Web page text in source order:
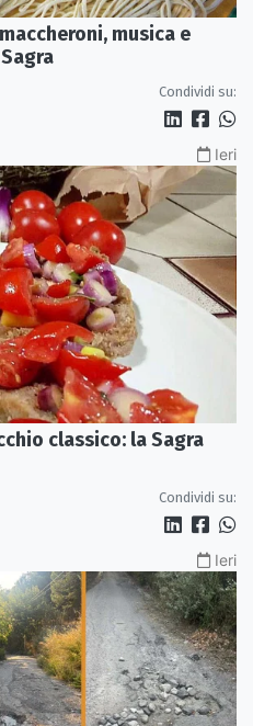
musica e
Condividi su:
Ieri
classico: la Sagra
Condividi su:
Ieri